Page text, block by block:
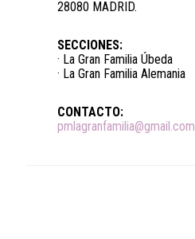
28080 MADRID.
SECCIONES:
· La Gran Familia Úbeda
· La Gran Familia Alemania
CONTACTO:
pmlagranfamilia@gmail.com